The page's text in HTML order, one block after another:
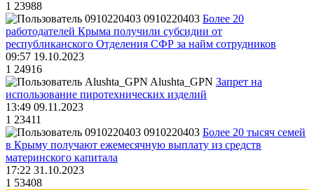
1 23988
0910220403 Более 20
работодателей Крыма получили субсидии от
республиканского Отделения СФР за найм сотрудников
09:57 19.10.2023
1 24916
Alushta_GPN Запрет на
использование пиротехнических изделий
13:49 09.11.2023
1 23411
0910220403 Более 20 тысяч семей
в Крыму получают ежемесячную выплату из средств
материнского капитала
17:22 31.10.2023
1 53408